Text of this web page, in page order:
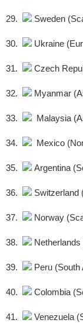
29. Sweden
30. Ukraine
31. Czech
32. Myanmar
33. Malaysia
34. Mexico
35. Argentina
36. Switzerland
37. Norway
38.
39. Peru (South
40. Colombia
41. Venezuela